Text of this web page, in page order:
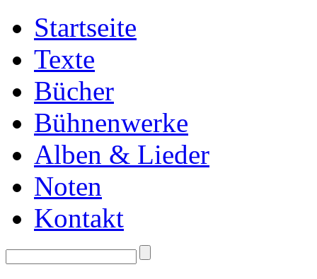
Startseite
Texte
Bücher
Bühnenwerke
Alben & Lieder
Noten
Kontakt